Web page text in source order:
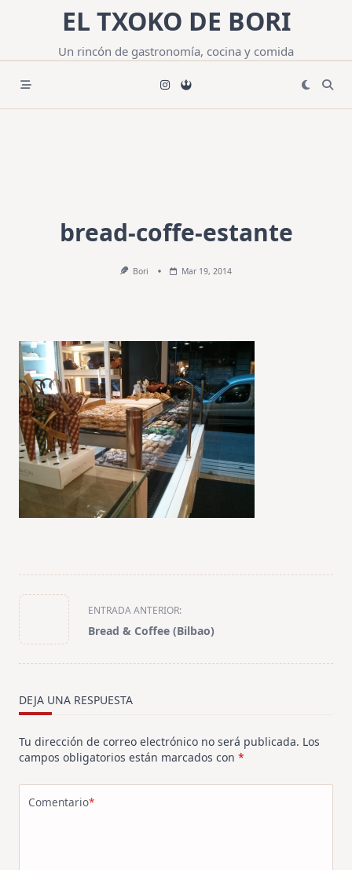
contenido
EL TXOKO DE BORI
Un rincón de gastronomía, cocina y comida
bread-coffe-estante
Bori Mar 19, 2014
<span
class="nav-
subtitle
screen-
text">Página</span>
ENTRADA ANTERIOR:
Bread & Coffee (Bilbao)
DEJA UNA RESPUESTA
Tu dirección de correo electrónico no será publicada. Los
campos obligatorios están marcados con *
Comentario*